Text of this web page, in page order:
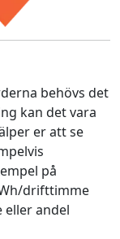
behövs det
kan det vara
er att se
på
drifttimme
eller andel